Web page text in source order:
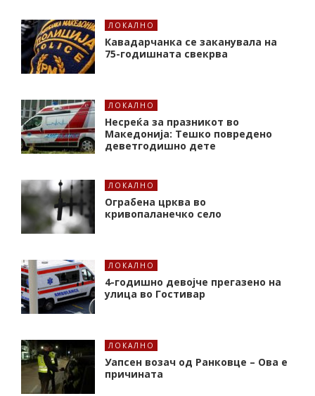
ЛОКАЛНО
Кавадарчанка се заканувала на
75-годишната свекрва
ЛОКАЛНО
Несреќа за празникот во
Македонија: Тешко повредено
деветгодишно дете
ЛОКАЛНО
Ограбена црква во
кривопаланечко село
ЛОКАЛНО
4-годишно девојче прегазено на
улица во Гостивар
ЛОКАЛНО
Уапсен возач од Ранковце – Ова е
причината